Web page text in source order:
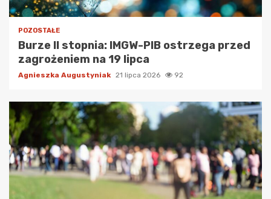
POZOSTAŁE
Burze II stopnia: IMGW-PIB ostrzega przed
zagrożeniem na 19 lipca
Agnieszka Augustyniak 21 lipca 2026 92